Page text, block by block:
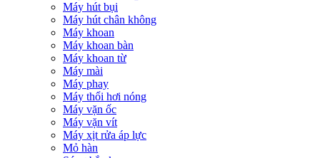
Máy hút bụi
Máy hút chân không
Máy khoan
Máy khoan bàn
Máy khoan từ
Máy mài
Máy phay
Máy thổi hơi nóng
Máy vặn ốc
Máy vặn vít
Máy xịt rửa áp lực
Mỏ hàn